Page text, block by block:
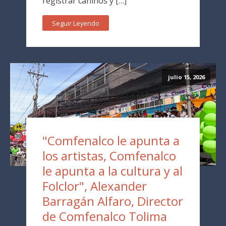
Seguir Leyendo
julio 15, 2026
"Comfenalco le apunta a
los artistas, Comfenalco
le apunta a la cultura y al
Folclor", Alexander
Barragán Alfaro, Director
de Comfenalco Tolima